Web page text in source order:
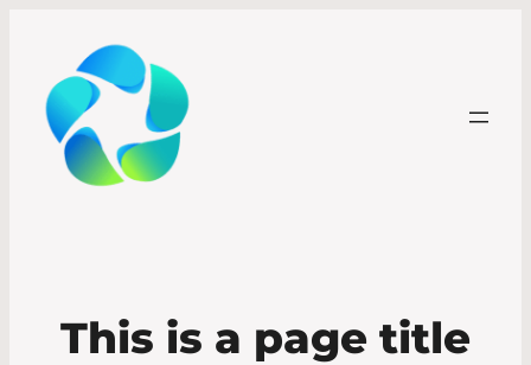
This is a page title